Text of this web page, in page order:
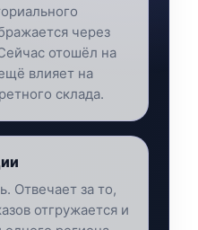
через
отошёл на
влияет на
склада.
Отвечает за то,
отгружается и